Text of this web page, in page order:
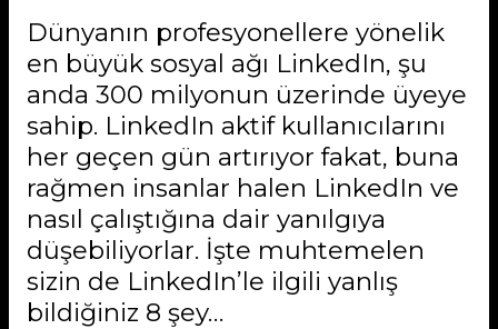
Dünyanın profesyonellere yönelik
en büyük sosyal ağı LinkedIn, şu
anda 300 milyonun üzerinde üyeye
sahip. LinkedIn aktif kullanıcılarını
her geçen gün artırıyor fakat, buna
rağmen insanlar halen LinkedIn ve
nasıl çalıştığına dair yanılgıya
düşebiliyorlar. İşte muhtemelen
sizin de LinkedIn’le ilgili yanlış
bildiğiniz 8 şey…